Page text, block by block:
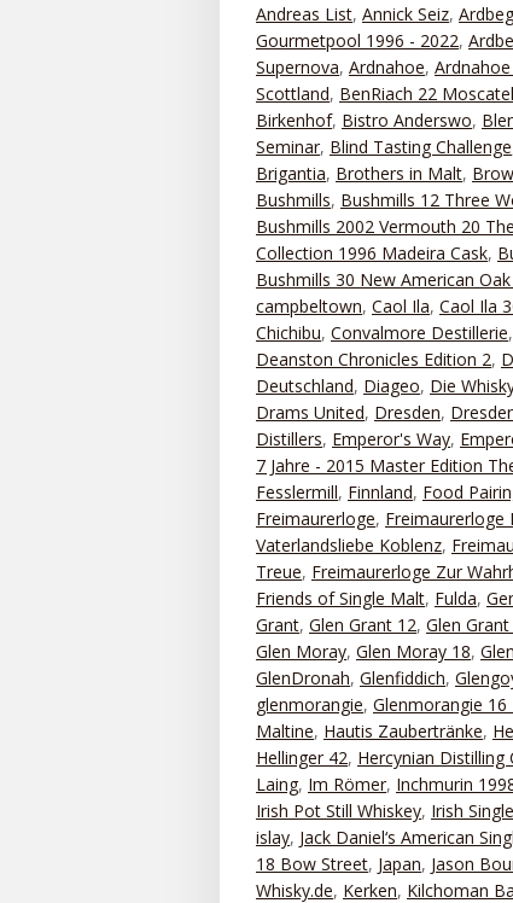
Andreas List, Annick Seiz, Ardbeg
Gourmetpool 1996 - 2022,
Supernova, Ardnahoe,
Scottland, BenRiach 22 Moscatel
Birkenhof, Bistro Anderswo,
Seminar, Blind Tasting Challenge
Brigantia, Brothers in Malt,
Bushmills, Bushmills 12 Three
Bushmills 2002 Vermouth 20
Collection 1996 Madeira Cask,
Bushmills 30 New American
campbeltown, Caol Ila, Caol Ila
Chichibu, Convalmore Destillerie,
Deanston Chronicles Edition 2,
Deutschland, Diageo, Die
Drams United, Dresden,
Distillers, Emperor's Way,
7 Jahre - 2015 Master Edition
Fesslermill, Finnland, Food
Freimaurerloge, Freimaurerloge
Vaterlandsliebe Koblenz,
Treue, Freimaurerloge Zur
Friends of Single Malt, Fulda,
Grant, Glen Grant 12, Glen Grant
Glen Moray, Glen Moray 18,
GlenDronah, Glenfiddich,
glenmorangie, Glenmorangie
Maltine, Hautis Zaubertränke,
Hellinger 42, Hercynian Distilling
Laing, Im Römer, Inchmurin
Irish Pot Still Whiskey, Irish
islay, Jack Daniel‘s American
18 Bow Street, Japan, Jason
Whisky.de, Kerken, Kilchoman